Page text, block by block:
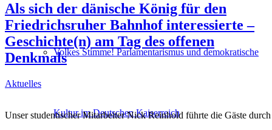
Volkes Stimme! Parlamentarismus und demokratische
Kultur im Deutschen Kaiserreich
Als sich der dänische König für den
Friedrichsruher Bahnhof interessierte –
Geschichte(n) am Tag des offenen
Denkmals
Aktuelles
Unser studentischer Mitarbeiter Nick Reinhold führte die Gäste